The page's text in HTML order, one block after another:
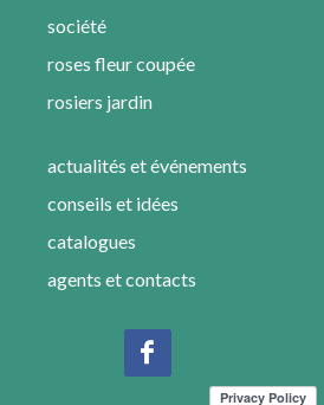
société
roses fleur coupée
rosiers jardin
actualités et événements
conseils et idées
catalogues
agents et contacts